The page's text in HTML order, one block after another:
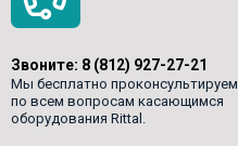
Звоните: 8 (812) 927-27-21
Мы бесплатно проконсультируем
по всем вопросам касающимся
оборудования Rittal.